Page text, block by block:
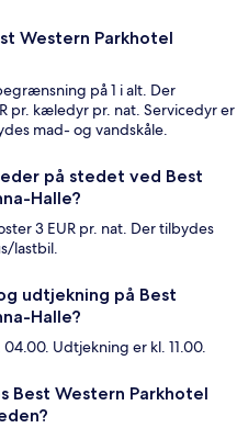
Western Parkhotel
på 1 i alt. Der
pr. kæledyr pr. nat. Servicedyr er
mad- og vandskåle.
på stedet ved Best
Halle?
3 EUR pr. nat. Der tilbydes
lastbil.
udtjekning på Best
Halle?
Udtjekning er kl. 11.00.
Best Western Parkhotel